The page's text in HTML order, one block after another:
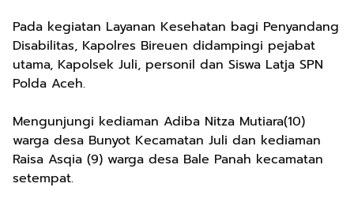
Pada kegiatan Layanan Kesehatan bagi Penyandang
Disabilitas, Kapolres Bireuen didampingi pejabat
utama, Kapolsek Juli, personil dan Siswa Latja SPN
Polda Aceh.
Mengunjungi kediaman Adiba Nitza Mutiara(10)
warga desa Bunyot Kecamatan Juli dan kediaman
Raisa Asqia (9) warga desa Bale Panah kecamatan
setempat.